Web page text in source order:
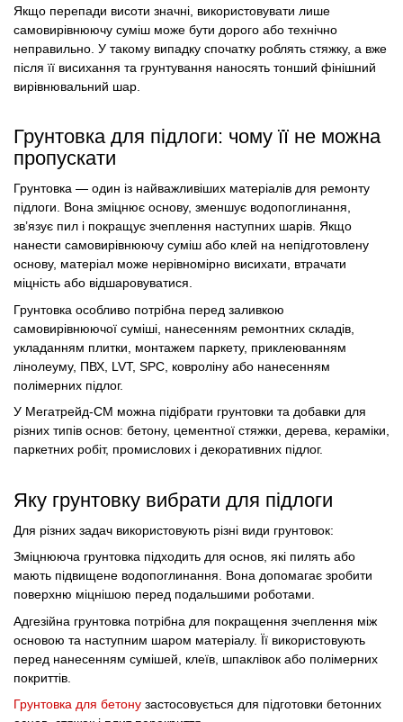
Якщо перепади висоти значні, використовувати лише
самовирівнюючу суміш може бути дорого або технічно
неправильно. У такому випадку спочатку роблять стяжку, а вже
після її висихання та грунтування наносять тонший фінішний
вирівнювальний шар.
Грунтовка для підлоги: чому її не можна
пропускати
Грунтовка — один із найважливіших матеріалів для ремонту
підлоги. Вона зміцнює основу, зменшує водопоглинання,
зв’язує пил і покращує зчеплення наступних шарів. Якщо
нанести самовирівнюючу суміш або клей на непідготовлену
основу, матеріал може нерівномірно висихати, втрачати
міцність або відшаровуватися.
Грунтовка особливо потрібна перед заливкою
самовирівнюючої суміші, нанесенням ремонтних складів,
укладанням плитки, монтажем паркету, приклеюванням
лінолеуму, ПВХ, LVT, SPC, ковроліну або нанесенням
полімерних підлог.
У Мегатрейд-СМ можна підібрати грунтовки та добавки для
різних типів основ: бетону, цементної стяжки, дерева, кераміки,
паркетних робіт, промислових і декоративних підлог.
Яку грунтовку вибрати для підлоги
Для різних задач використовують різні види грунтовок:
Зміцнююча грунтовка підходить для основ, які пилять або
мають підвищене водопоглинання. Вона допомагає зробити
поверхню міцнішою перед подальшими роботами.
Адгезійна грунтовка потрібна для покращення зчеплення між
основою та наступним шаром матеріалу. Її використовують
перед нанесенням сумішей, клеїв, шпаклівок або полімерних
покриттів.
Грунтовка для бетону застосовується для підготовки бетонних